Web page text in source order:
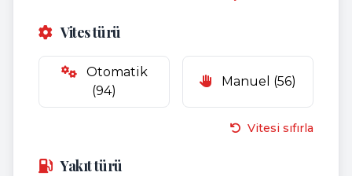
Vites türü
Otomatik
(94)
Manuel (56)
Vitesi sıfırla
Yakıt türü